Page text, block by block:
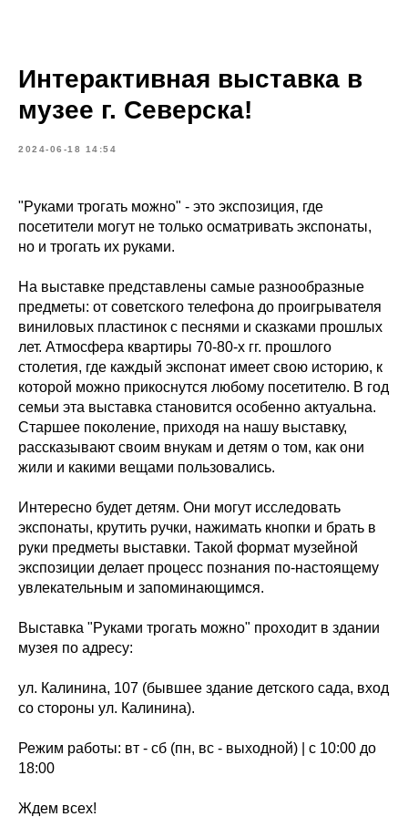
Интерактивная выставка в
музее г. Северска!
2024-06-18 14:54
"Руками трогать можно" - это экспозиция, где
посетители могут не только осматривать экспонаты,
но и трогать их руками.
На выставке представлены самые разнообразные
предметы: от советского телефона до проигрывателя
виниловых пластинок с песнями и сказками прошлых
лет. Атмосфера квартиры 70-80-х гг. прошлого
столетия, где каждый экспонат имеет свою историю, к
которой можно прикоснутся любому посетителю. В год
семьи эта выставка становится особенно актуальна.
Старшее поколение, приходя на нашу выставку,
рассказывают своим внукам и детям о том, как они
жили и какими вещами пользовались.
Интересно будет детям. Они могут исследовать
экспонаты, крутить ручки, нажимать кнопки и брать в
руки предметы выставки. Такой формат музейной
экспозиции делает процесс познания по-настоящему
увлекательным и запоминающимся.
Выставка "Руками трогать можно" проходит в здании
музея по адресу:
ул. Калинина, 107 (бывшее здание детского сада, вход
со стороны ул. Калинина).
Режим работы: вт - сб (пн, вс - выходной) | с 10:00 до
18:00
Ждем всех!